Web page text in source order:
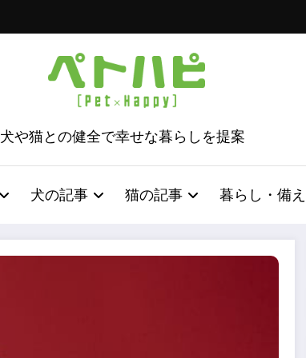
犬や猫との健全で幸せな暮らしを提案
犬の記事 猫の記事 暮らし・備え